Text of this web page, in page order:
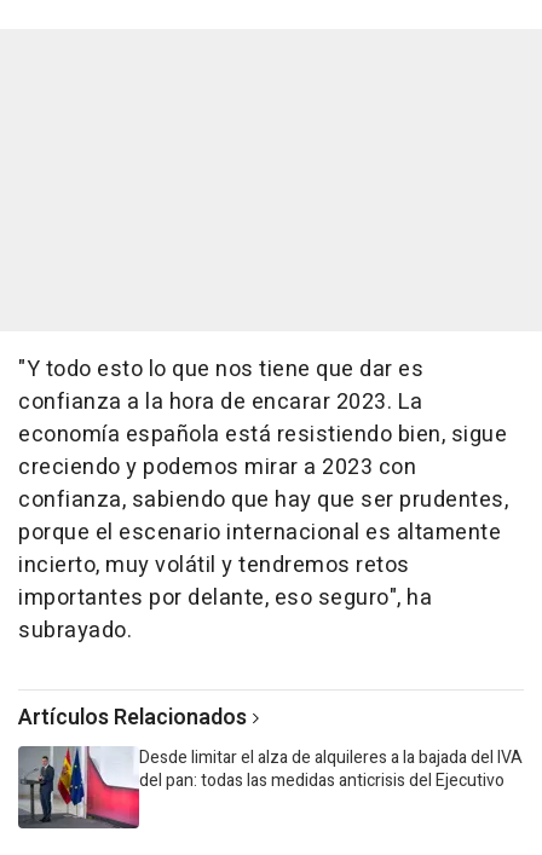
"Y todo esto lo que nos tiene que dar es
confianza a la hora de encarar 2023. La
economía española está resistiendo bien, sigue
creciendo y podemos mirar a 2023 con
confianza, sabiendo que hay que ser prudentes,
porque el escenario internacional es altamente
incierto, muy volátil y tendremos retos
importantes por delante, eso seguro", ha
subrayado.
Artículos Relacionados
Desde limitar el alza de alquileres a la bajada del IVA
del pan: todas las medidas anticrisis del Ejecutivo